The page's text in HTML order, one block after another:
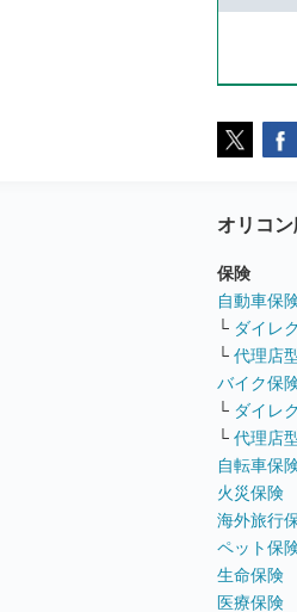
オリコ
保険
自動車保
└ ダイレ
└ 代理店
バイク保
└ ダイレ
└ 代理店
自転車保
火災保険
海外旅行
ペット保
生命保険
医療保険